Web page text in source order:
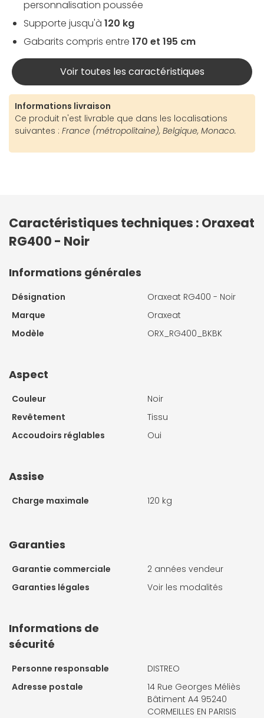
personnalisation poussée
Supporte jusqu'à 120 kg
Gabarits compris entre 170 et 195 cm
Voir toutes les caractéristiques
Informations livraison
Ce produit n'est livrable que dans les localisations
suivantes : France (métropolitaine), Belgique, Monaco.
Caractéristiques techniques : Oraxeat
RG400 - Noir
Informations générales
Désignation
Oraxeat RG400 - Noir
Marque
Oraxeat
Modèle
ORX_RG400_BKBK
Aspect
Couleur
Noir
Revêtement
Tissu
Accoudoirs réglables
Oui
Assise
Charge maximale 120 kg
Garanties
Garantie commerciale
2 années vendeur
Garanties légales
Voir les modalités
Informations de
sécurité
Personne responsable
DISTREO
Adresse postale
14 Rue Georges Méliès
Bâtiment A4 95240
CORMEILLES EN PARISIS